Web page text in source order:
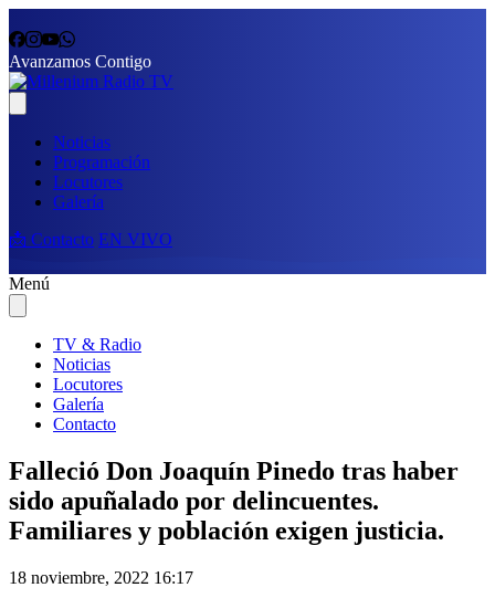
Avanzamos Contigo
Noticias
Programación
Locutores
Galería
📩 Contacto EN VIVO
Menú
TV & Radio
Noticias
Locutores
Galería
Contacto
Falleció Don Joaquín Pinedo tras haber
sido apuñalado por delincuentes.
Familiares y población exigen justicia.
18 noviembre, 2022 16:17